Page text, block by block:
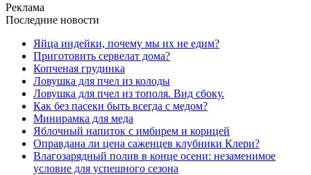
Реклама
Последние новости
Яйца индейки, почему мы их не едим?
Приготовить сервелат⁠⁠ дома?
Копченая грудинка
Ловушка для пчел из колоды
Ловушка для пчел из тополя. Вид сбоку.
Как без пасеки быть всегда с медом?
Минирамка для меда
Яблочный напиток с имбирем и корицей
Оправдана ли цена саженцев клубники Клери?
Влагозарядный полив в конце осени: незаменимое
условие для успешного сезона